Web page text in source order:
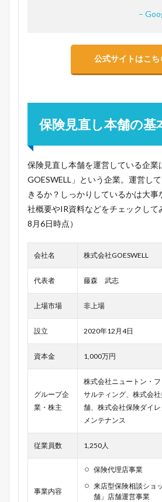
–
公式サイトはこち
保険見直し本舗の基
保険見直し本舗を運営している企業
GOESWELL」という企業。運営し
きるか？しっかりしているかは大
社概要やIR資料などをチェックし
8月6日時点）
会社名 株式会社GOESWELL
代表者 藤森 武志
上場市場 非上場
設立 2020年12月4日
資本金 1,000万円
グループ企
業・株主
株式会社ニュートン・
サルティング、株式会
舗、株式会社保険ダイ
メンテナンス
従業員数 1,250人
事業内容
保険代理店事業
来店型保険相談ショ
舗」店舗運営事業